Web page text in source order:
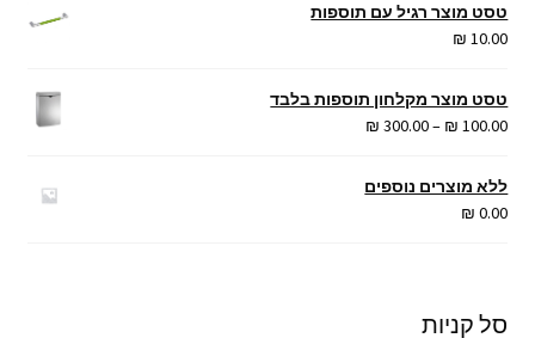
טסט מוצר רגיל עם תוספות
₪ 10.00
טסט מוצר מקלחון תוספות בלבד
₪ 100.00
–
₪ 300.00
טווח
ללא מוצרים נוספים
₪ 0.00
סל קניות